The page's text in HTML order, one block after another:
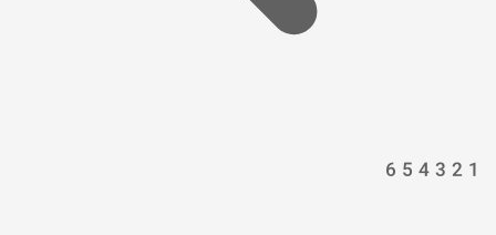
1
2
3
4
5
6